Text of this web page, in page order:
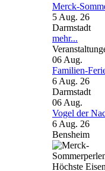
Merck-
5 Aug. 26
Darmstadt
mehr...
06 Aug.
Familien-
6 Aug. 26
Darmstadt
06 Aug.
Vogel der
6 Aug. 26
Bensheim